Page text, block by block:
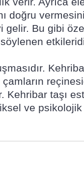
doğru
Bu gibi
Kehribar taşı
ve psikolojik